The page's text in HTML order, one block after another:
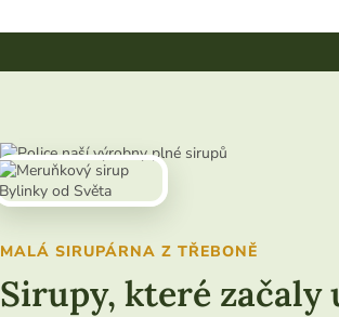
MALÁ SIRUPÁRNA Z TŘEBONĚ
Sirupy, které začaly